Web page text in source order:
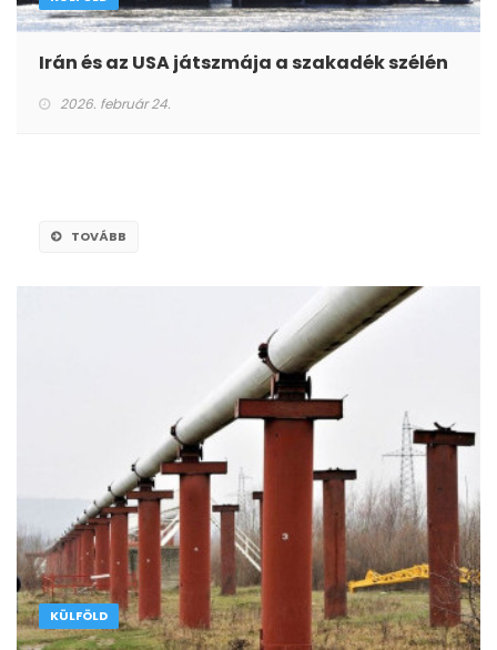
Irán és az USA játszmája a szakadék szélén
2026. február 24.
TOVÁBB
KÜLFÖLD